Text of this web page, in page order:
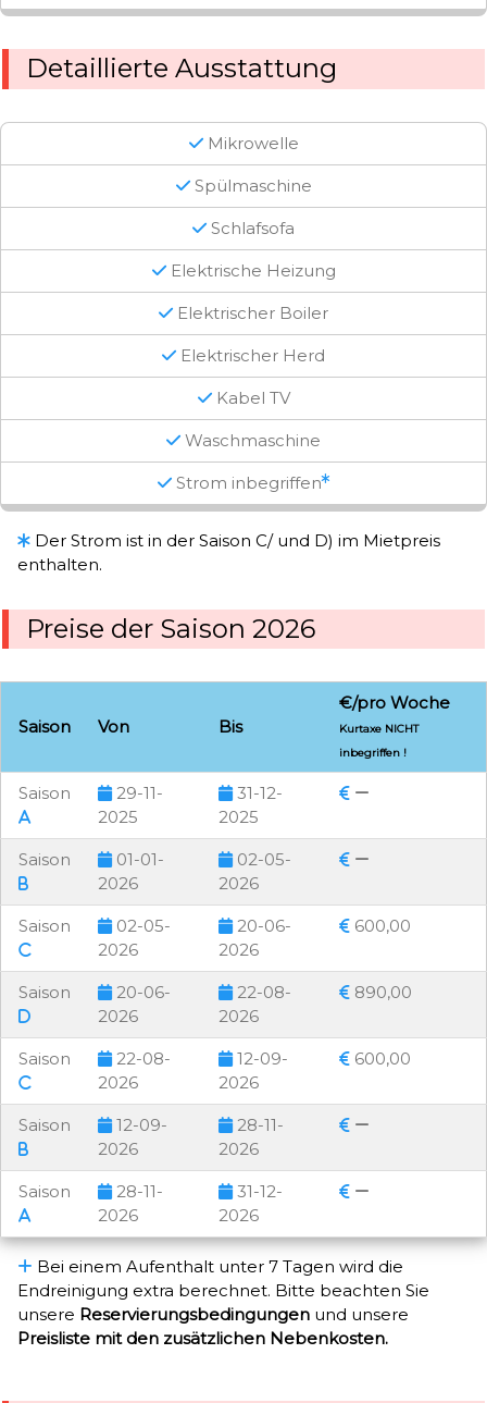
Detaillierte Ausstattung
Mikrowelle
Spülmaschine
Schlafsofa
Elektrische Heizung
Elektrischer Boiler
Elektrischer Herd
Kabel TV
Waschmaschine
Strom inbegriffen
Der Strom ist in der Saison C/ und D) im Mietpreis
enthalten.
Preise der Saison 2026
Saison Von Bis
€/pro Woche
Kurtaxe NICHT
inbegriffen !
Saison
29-11-
2025
31-12-
2025
Saison
01-01-
2026
02-05-
2026
Saison
02-05-
2026
20-06-
2026
600,00
Saison
20-06-
2026
22-08-
2026
890,00
Saison
22-08-
2026
12-09-
2026
600,00
Saison
12-09-
2026
28-11-
2026
Saison
28-11-
2026
31-12-
2026
Bei einem Aufenthalt unter 7 Tagen wird die
Endreinigung extra berechnet. Bitte beachten Sie
unsere Reservierungsbedingungen und unsere
Preisliste mit den zusätzlichen Nebenkosten.